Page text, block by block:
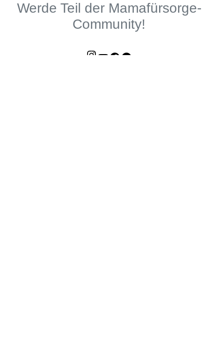
Werde Teil der Mamafürsorge-
Community!
Instagram
YouTube
Facebook
Mamafürsorge-Podcast